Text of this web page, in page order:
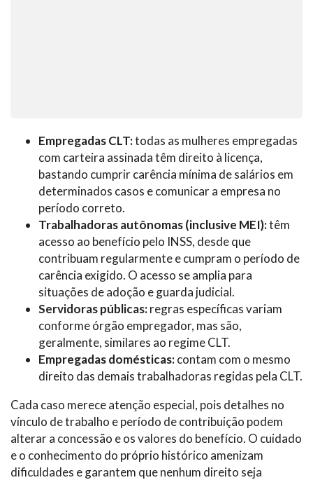
Empregadas CLT:todas as mulheres empregadas
com carteira assinada têm direito à licença,
bastando cumprir carência mínima de salários em
determinados casos e comunicar a empresa no
período correto.
Trabalhadoras autônomas (inclusive MEI):têm
acesso ao benefício pelo INSS, desde que
contribuam regularmente e cumpram o período de
carência exigido. O acesso se amplia para
situações de adoção e guarda judicial.
Servidoras públicas:regras específicas variam
conforme órgão empregador, mas são,
geralmente, similares ao regime CLT.
Empregadas domésticas:contam com o mesmo
direito das demais trabalhadoras regidas pela CLT.
Cada caso merece atenção especial, pois detalhes no
vínculo de trabalho e período de contribuição podem
alterar a concessão e os valores do benefício. O cuidado
e o conhecimento do próprio histórico amenizam
dificuldades e garantem que nenhum direito seja